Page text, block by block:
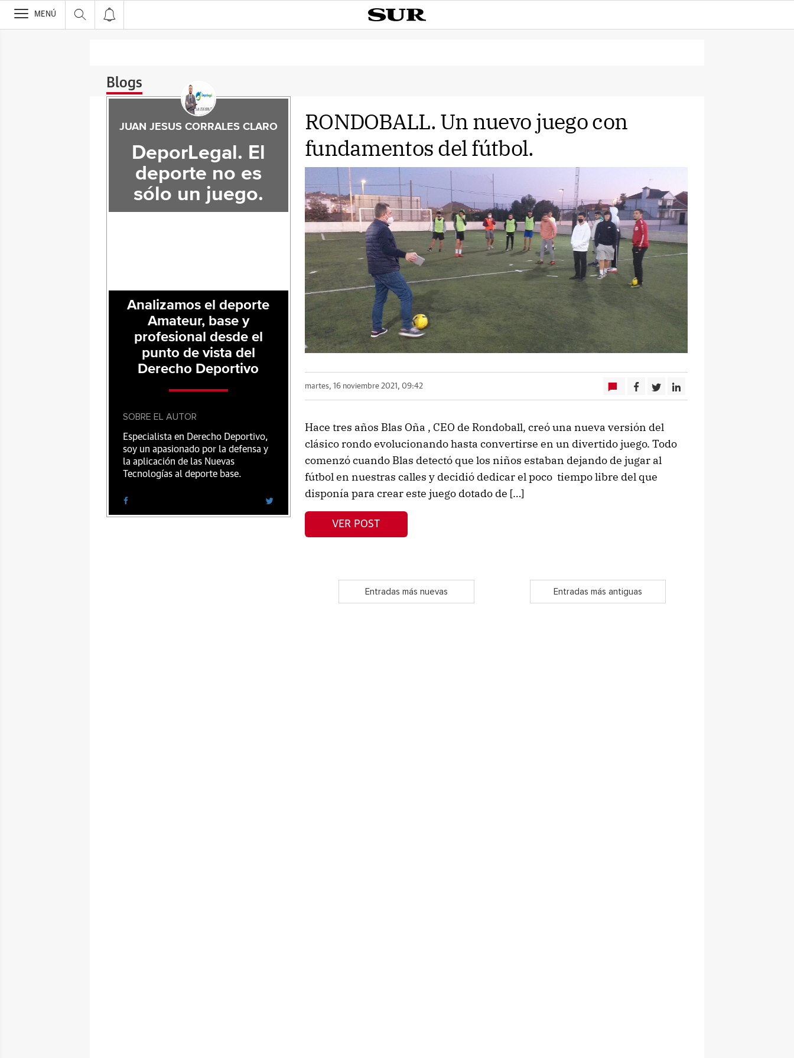
>
MENÚ
Blogs
RONDOBALL. Un nuevo juego con
fundamentos del fútbol.
martes, 16 noviembre 2021, 09:42
Hace tres años Blas Oña , CEO de Rondoball, creó una nueva versión del
clásico rondo evolucionando hasta convertirse en un divertido juego. Todo
comenzó cuando Blas detectó que los niños estaban dejando de jugar al
fútbol en nuestras calles y decidió dedicar el poco tiempo libre del que
disponía para crear este juego dotado de […]
VER POST
Entradas más nuevas Entradas más antiguas
JUAN JESUS CORRALES CLARO
DeporLegal. El
deporte no es
sólo un juego.
Analizamos el deporte
Amateur, base y
profesional desde el
punto de vista del
Derecho Deportivo
SOBRE EL AUTOR
Especialista en Derecho Deportivo,
soy un apasionado por la defensa y
la aplicación de las Nuevas
Tecnologías al deporte base.